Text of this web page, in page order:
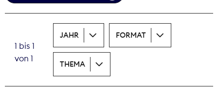
Print
Recht
Tarifpolitik
Theodor-Wolff-Preis
1 bis 1
von 1
JAHR FORMAT
THEMA